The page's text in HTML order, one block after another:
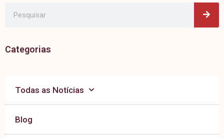
Categorias
Todas as Notícias
Blog